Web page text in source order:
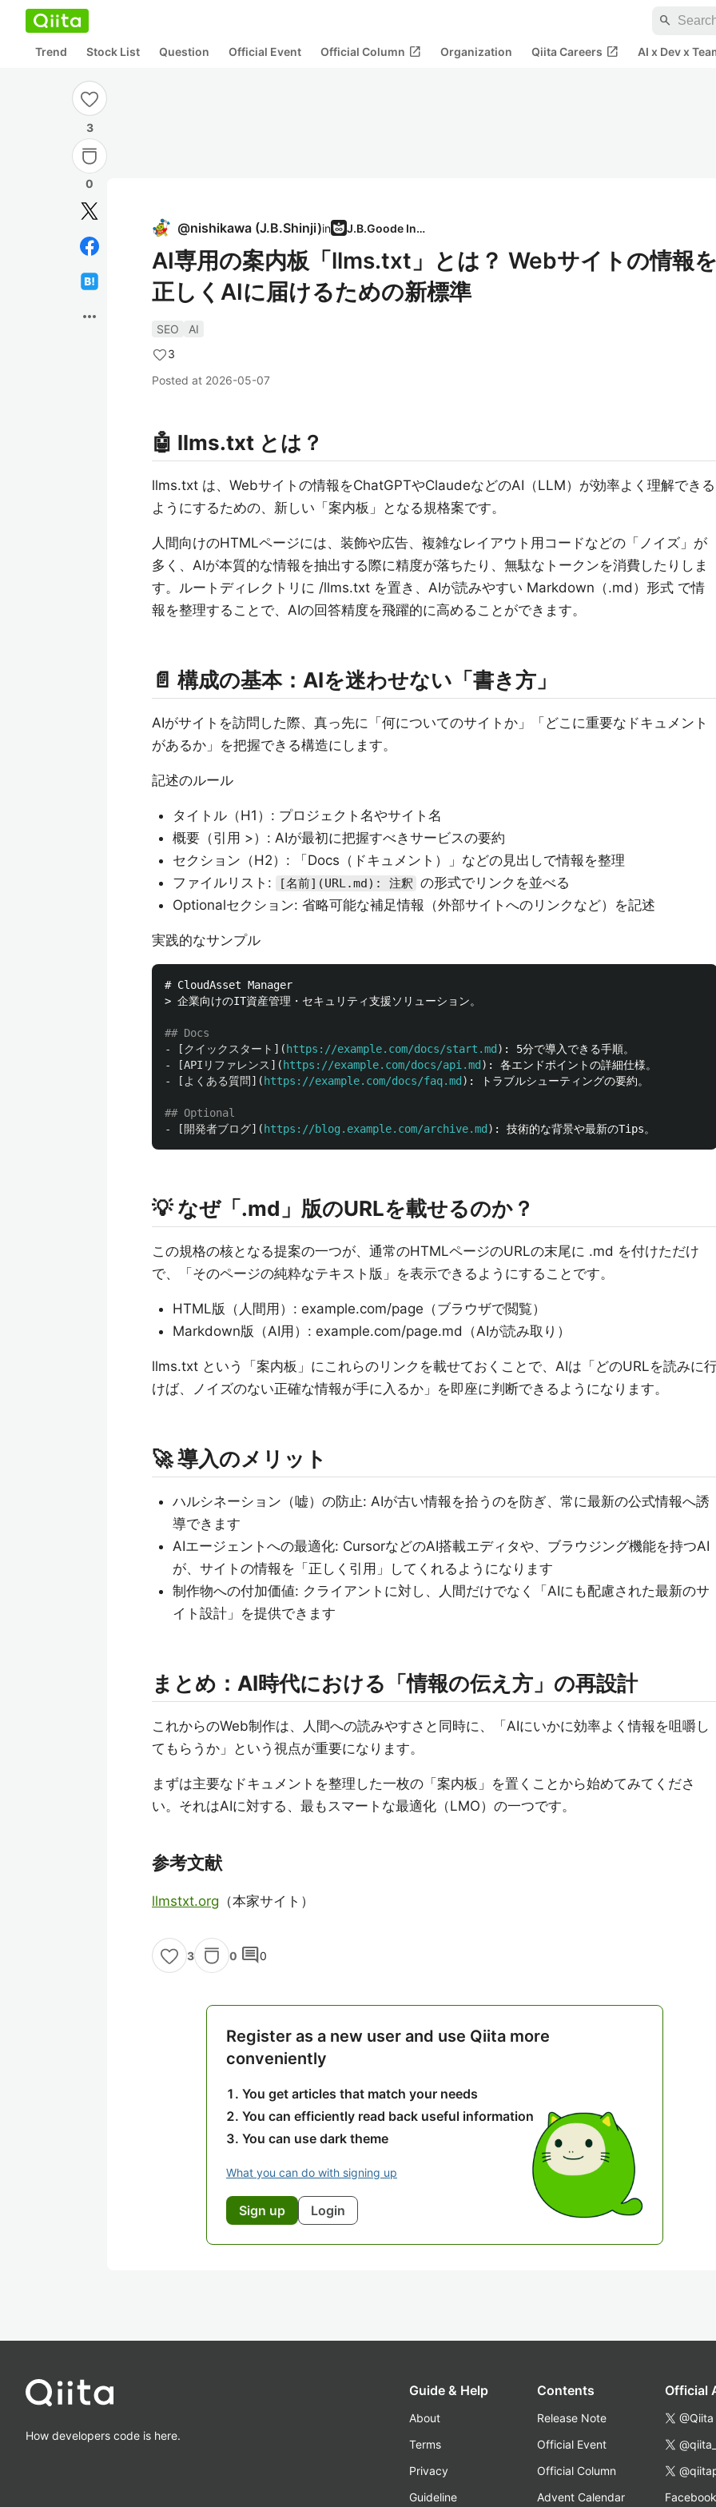
search
Trend Stock List Question Official Event Official Column open_in_new Organization Qiita Careers open_in_new AI x Dev x
3
0
more_horiz
@nishikawa (J.B.Shinji)in J.B.Goode Inc.
AI専用の案内板「llms.txt」とは？ Webサイトの情報
正しくAIに届けるための新標準
SEO
AI
3
Posted at 2026-05-07
🤖 llms.txt とは？
llms.txt は、Webサイトの情報をChatGPTやClaudeなどのAI（LLM）が効率よく理解できる
ようにするための、新しい「案内板」となる規格案です。
人間向けのHTMLページには、装飾や広告、複雑なレイアウト用コードなどの「ノイズ」が
多く、AIが本質的な情報を抽出する際に精度が落ちたり、無駄なトークンを消費したりしま
す。ルートディレクトリに /llms.txt を置き、AIが読みやすい Markdown（.md）形式 で情
報を整理することで、AIの回答精度を飛躍的に高めることができます。
📄 構成の基本：AIを迷わせない「書き方」
AIがサイトを訪問した際、真っ先に「何についてのサイトか」「どこに重要なドキュメント
があるか」を把握できる構造にします。
記述のルール
タイトル（H1）: プロジェクト名やサイト名
概要（引用 >）: AIが最初に把握すべきサービスの要約
セクション（H2）: 「Docs（ドキュメント）」などの見出しで情報を整理
ファイルリスト:
[名前](URL.md): 注釈 の形式でリンクを並べる
Optionalセクション: 省略可能な補足情報（外部サイトへのリンクなど）を記述
実践的なサンプル
# CloudAsset Manager
> 企業向けのIT資産管理・セキュリティ支援ソリューション。
## Docs
-
[クイックスタート ]( https://example.com/docs/start.md )
-
[APIリファレンス ]( https://example.com/docs/api.md )
-
[ よくある質問 ]( https://example.com/docs/faq.md ) : トラブルシューティングの要約。
## Optional
-
[ 開発者ブログ]( https://blog.example.com/archive.md )
💡 なぜ「.md」版のURLを載せるのか？
この規格の核となる提案の一つが、通常のHTMLページのURLの末尾に .md を付けただけ
で、「そのページの純粋なテキスト版」を表示できるようにすることです。
HTML版（人間用）: example.com/page（ブラウザで閲覧）
Markdown版（AI用）: example.com/page.md（AIが読み取り）
llms.txt という「案内板」にこれらのリンクを載せておくことで、AIは「どのURLを読みに
けば、ノイズのない正確な情報が手に入るか」を即座に判断できるようになります。
🚀 導入のメリット
ハルシネーション（嘘）の防止: AIが古い情報を拾うのを防ぎ、常に最新の公式情報へ誘
導できます
AIエージェントへの最適化: CursorなどのAI搭載エディタや、ブラウジング機能を持つAI
が、サイトの情報を「正しく引用」してくれるようになります
制作物への付加価値: クライアントに対し、人間だけでなく「AIにも配慮された最新のサ
イト設計」を提供できます
まとめ：AI時代における「情報の伝え方」の再設計
これからのWeb制作は、人間への読みやすさと同時に、「AIにいかに効率よく情報を咀嚼し
てもらうか」という視点が重要になります。
まずは主要なドキュメントを整理した一枚の「案内板」を置くことから始めてみてくださ
い。それはAIに対する、最もスマートな最適化（LMO）の一つです。
参考文献
llmstxt.org （本家サイト）
3 0 comment0
Register as a new user and use Qiita more
conveniently
You get articles that match your needs
You can efficiently read back useful information
You can use dark theme
What you can do with signing up
Sign up Login
How developers code is here.
Guide & Help
About
Terms
Privacy
Guideline
Contents
Release Note
Official Event
Official Column
Advent Calendar
Official
@Qiita
Facebook